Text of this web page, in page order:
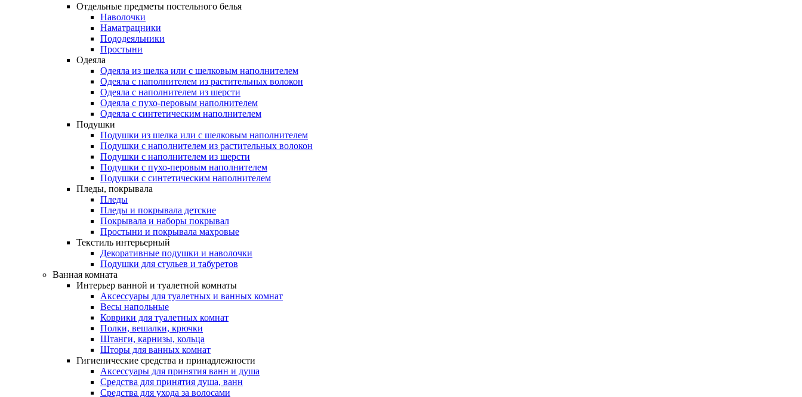
Отдельные предметы постельного белья
Наволочки
Наматрацники
Пододеяльники
Простыни
Одеяла
Одеяла из шелка или с шелковым наполнителем
Одеяла с наполнителем из растительных волокон
Одеяла с наполнителем из шерсти
Одеяла с пухо-перовым наполнителем
Одеяла с синтетическим наполнителем
Подушки
Подушки из шелка или с шелковым наполнителем
Подушки с наполнителем из растительных волокон
Подушки с наполнителем из шерсти
Подушки с пухо-перовым наполнителем
Подушки с синтетическим наполнителем
Пледы, покрывала
Пледы
Пледы и покрывала детские
Покрывала и наборы покрывал
Простыни и покрывала махровые
Текстиль интерьерный
Декоративные подушки и наволочки
Подушки для стульев и табуретов
Ванная комната
Интерьер ванной и туалетной комнаты
Аксессуары для туалетных и ванных комнат
Весы напольные
Коврики для туалетных комнат
Полки, вешалки, крючки
Штанги, карнизы, кольца
Шторы для ванных комнат
Гигиенические средства и принадлежности
Аксессуары для принятия ванн и душа
Средства для принятия душа, ванн
Средства для ухода за волосами